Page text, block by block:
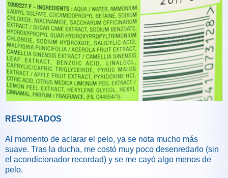
RESULTADOS
Al momento de aclarar el pelo, ya se nota mucho más
suave. Tras la ducha, me costó muy poco desenredarlo (sin
el acondicionador recordad) y se me cayó algo menos de
pelo.